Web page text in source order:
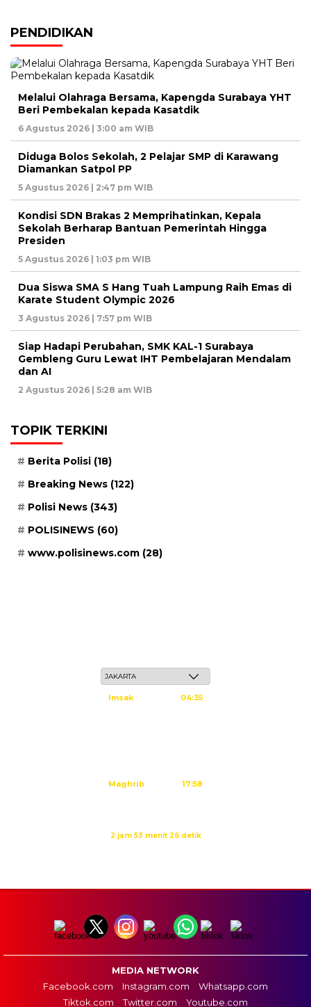
PENDIDIKAN
Melalui Olahraga Bersama, Kapengda Surabaya YHT
Beri Pembekalan kepada Kasatdik
6 Agustus 2026 | 3:00 am WIB
Diduga Bolos Sekolah, 2 Pelajar SMP di Karawang
Diamankan Satpol PP
5 Agustus 2026 | 2:47 pm WIB
Kondisi SDN Brakas 2 Memprihatinkan, Kepala
Sekolah Berharap Bantuan Pemerintah Hingga
Presiden
5 Agustus 2026 | 1:03 pm WIB
Dua Siswa SMA S Hang Tuah Lampung Raih Emas di
Karate Student Olympic 2026
3 Agustus 2026 | 7:57 pm WIB
Siap Hadapi Perubahan, SMK KAL-1 Surabaya
Gembleng Guru Lewat IHT Pembelajaran Mendalam
dan AI
2 Agustus 2026 | 5:28 am WIB
TOPIK TERKINI
Berita Polisi (18)
Breaking News (122)
Polisi News (343)
POLISINEWS (60)
www.polisinews.com (28)
Imsak 04:35
Maghrib 17:58
2 jam 53 menit 26 detik
MEDIA NETWORK
Facebook.com
Instagram.com
Whatsapp.com
Tiktok.com
Twitter.com Youtube.com